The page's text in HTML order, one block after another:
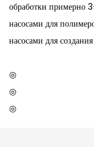
обработки примерно
насосами для
насосами для
◎
◎
◎